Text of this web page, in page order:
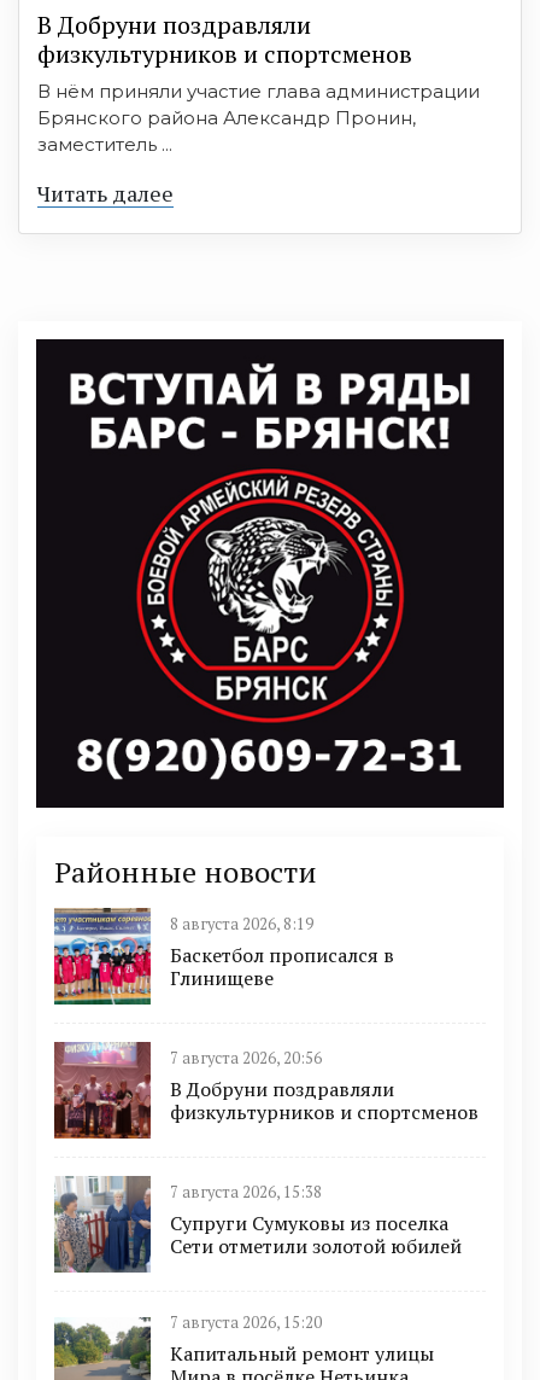
В Добруни поздравляли
физкультурников и спортсменов
В нём приняли участие глава администрации
Брянского района Александр Пронин,
заместитель ...
Читать далее
Районные новости
8 августа 2026, 8:19
Баскетбол прописался в
Глинищеве
7 августа 2026, 20:56
В Добруни поздравляли
физкультурников и спортсменов
7 августа 2026, 15:38
Супруги Сумуковы из поселка
Сети отметили золотой юбилей
7 августа 2026, 15:20
Капитальный ремонт улицы